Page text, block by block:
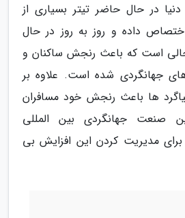
در حال حاضر تیتر بسیاری از
داده و روز به روز در حال
است که باعث رنجش ساکنان و
جهانگردی شده است. علاوه بر
ها باعث رنجش خود مسافران
صنعت جهانگردی بین المللی
برای مدیریت کردن این افزایش بی